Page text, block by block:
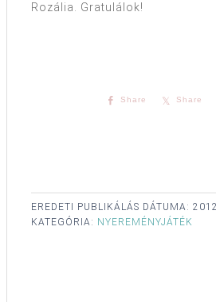
Rozália. Gratulálok!
Share Share
EREDETI PUBLIKÁLÁS DÁTUMA:
KATEGÓRIA: NYEREMÉNYJÁTÉK